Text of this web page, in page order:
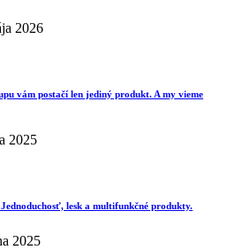
2026
vám postačí len jediný produkt. A my vieme
2025
lesk a multifunkčné produkty.
2025